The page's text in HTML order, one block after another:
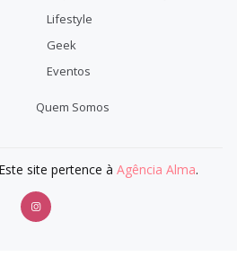
Lifestyle
Geek
Eventos
Quem Somos
site pertence à Agência Alma.